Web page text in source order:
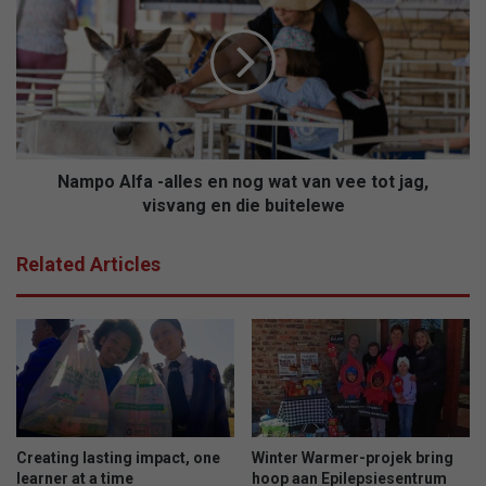
m
p
o
A
l
f
a
e
s
n
o
g
w
a
t
Nampo Alfa -alles en nog wat van vee tot jag,
visvang en die buitelewe
Related Articles
Creating lasting impact, one
learner at a time
Winter Warmer-projek bring
hoop aan Epilepsiesentrum